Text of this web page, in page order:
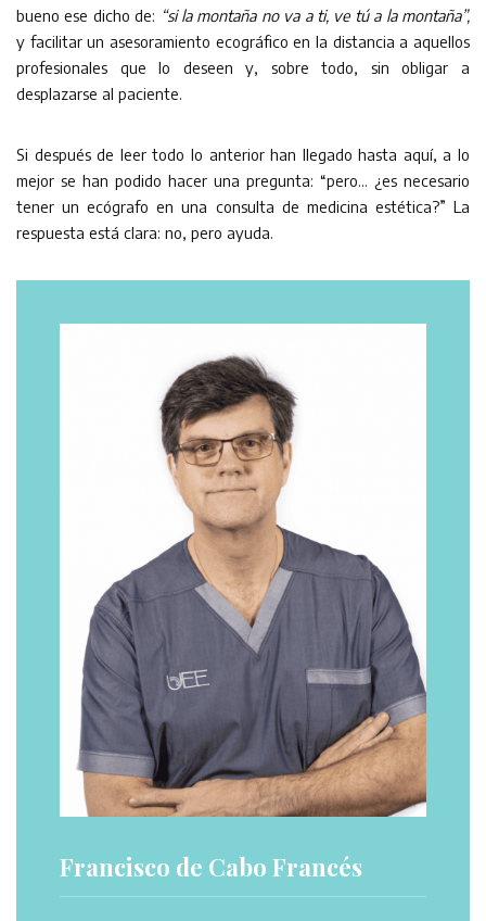
bueno ese dicho de: “si la montaña no va a ti, ve tú a la montaña”,
y facilitar un asesoramiento ecográfico en la distancia a aquellos
profesionales que lo deseen y, sobre todo, sin obligar a
desplazarse al paciente.
Si después de leer todo lo anterior han llegado hasta aquí, a lo
mejor se han podido hacer una pregunta: “pero… ¿es necesario
tener un ecógrafo en una consulta de medicina estética?” La
respuesta está clara: no, pero ayuda.
Francisco de Cabo Francés